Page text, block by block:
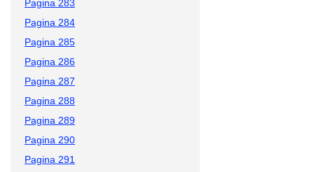
Pagina 283
Pagina 284
Pagina 285
Pagina 286
Pagina 287
Pagina 288
Pagina 289
Pagina 290
Pagina 291